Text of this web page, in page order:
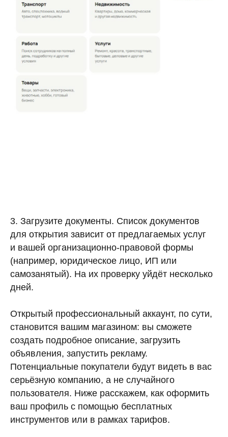
3. Загрузите документы. Список документов
для открытия зависит от предлагаемых услуг
и вашей организационно-правовой формы
(например, юридическое лицо, ИП или
самозанятый). На их проверку уйдёт несколько
дней.
Открытый профессиональный аккаунт, по сути,
становится вашим магазином: вы сможете
создать подробное описание, загрузить
объявления, запустить рекламу.
Потенциальные покупатели будут видеть в вас
серьёзную компанию, а не случайного
пользователя. Ниже расскажем, как оформить
ваш профиль с помощью бесплатных
инструментов или в рамках тарифов.